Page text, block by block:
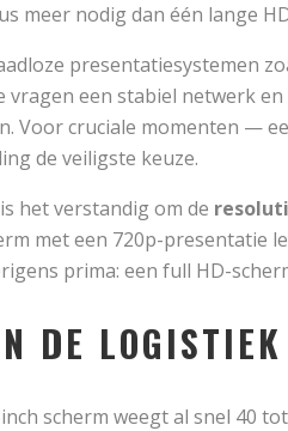
meer nodig dan één lange
presentatiesystemen
vragen een stabiel netwerk
Voor cruciale momenten —
de veiligste keuze.
het verstandig om de
met een 720p-presentatie
prima: een full HD-
DE
scherm weegt al snel 40